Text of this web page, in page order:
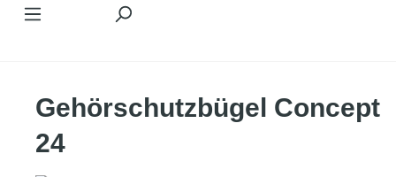
Gehörschutzbügel Concept
24